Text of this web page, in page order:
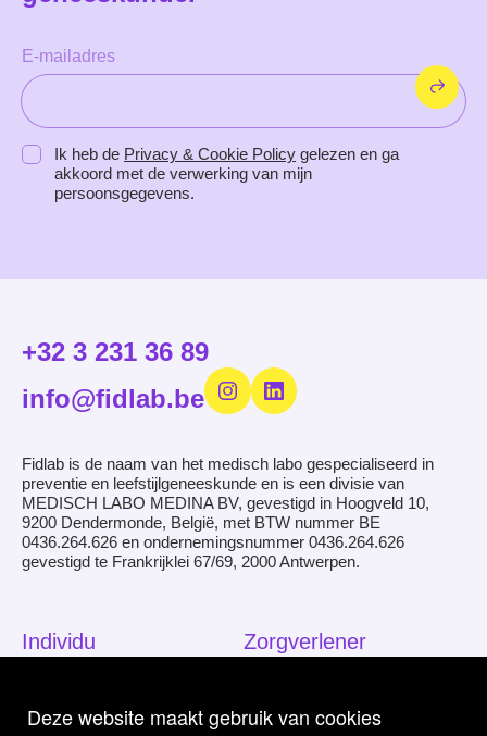
Deze website maakt gebruik van cookies
E-mailadres
Privacy Policy
Ik heb de Privacy & Cookie Policy gelezen en ga
akkoord met de verwerking van mijn
persoonsgegevens.
+32 3 231 36 89
info@fidlab.be
Fidlab is de naam van het medisch labo gespecialiseerd in
preventie en leefstijlgeneeskunde en is een divisie van
MEDISCH LABO MEDINA BV, gevestigd in Hoogveld 10,
9200 Dendermonde, België, met BTW nummer BE
0436.264.626 en ondernemingsnummer 0436.264.626
gevestigd te Frankrijklei 67/69, 2000 Antwerpen.
Individu
Wetenschap
Zorgverlener
Wetenschap